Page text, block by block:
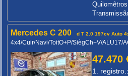
Mercedes C 200 d T 2.0 197cv Auto
4x4/Cuir/Navi/ToitO+P/SiègCh+V/ALU17/
47.470
1. registro.: